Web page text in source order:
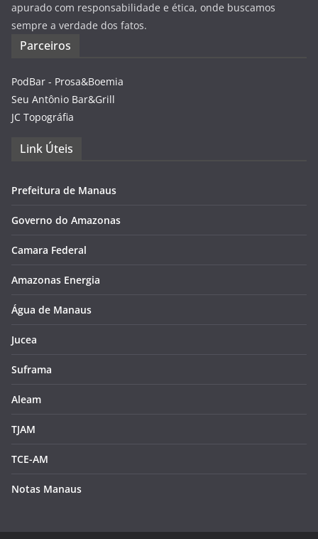
apurado com responsabilidade e ética, onde buscamos
sempre a verdade dos fatos.
Parceiros
PodBar - Prosa&Boemia
Seu Antônio Bar&Grill
JC Topográfia
Link Úteis
Prefeitura de Manaus
Governo do Amazonas
Camara Federal
Amazonas Energia
Água de Manaus
Jucea
Suframa
Aleam
TJAM
TCE-AM
Notas Manaus